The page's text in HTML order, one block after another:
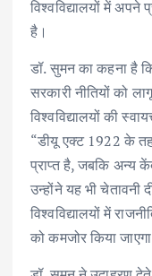
विश्वविद्यालयों में अपने
है।
डॉ. सुमन का कहना है
सरकारी नीतियों को
विश्वविद्यालयों की
“डीयू एक्ट 1922 के तहत
प्राप्त है, जबकि अन्य
उन्होंने यह भी
विश्वविद्यालयों में
को कमजोर किया